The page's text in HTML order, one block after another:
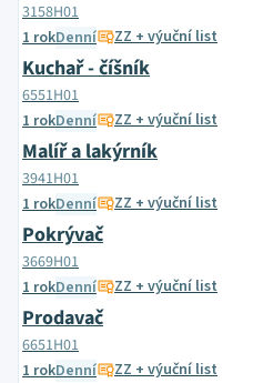
3158H01
1 rokDenní ZZ + výuční list
Kuchař - číšník
6551H01
1 rokDenní ZZ + výuční list
Malíř a lakýrník
3941H01
1 rokDenní ZZ + výuční list
Pokrývač
3669H01
1 rokDenní ZZ + výuční list
Prodavač
6651H01
1 rokDenní ZZ + výuční list